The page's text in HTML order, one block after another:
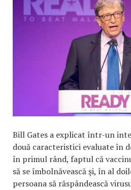
Bill Gates a explicat într-un
două caracteristici evaluate în
în primul rând, faptul că
să se îmbolnăvească şi, în al
persoana să răspândească